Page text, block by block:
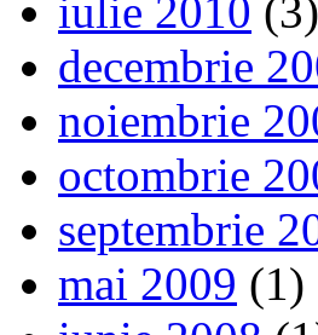
iulie 2010 (3)
decembrie
noiembrie
octombrie
septembrie
mai 2009 (1)